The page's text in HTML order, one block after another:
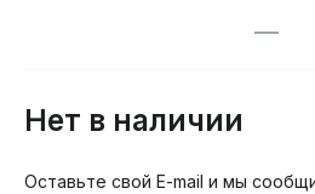
Нет в наличии
Оставьте свой E-mail и мы